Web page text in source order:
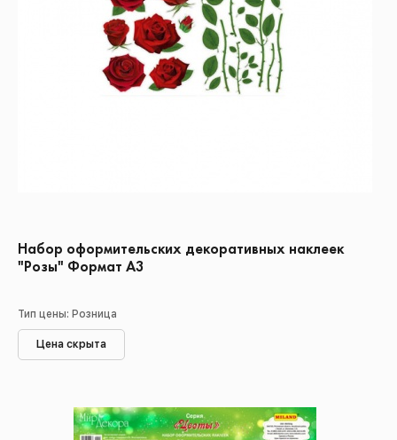
Набор оформительских декоративных наклеек
"Розы" Формат А3
Тип цены: Розница
Цена скрыта